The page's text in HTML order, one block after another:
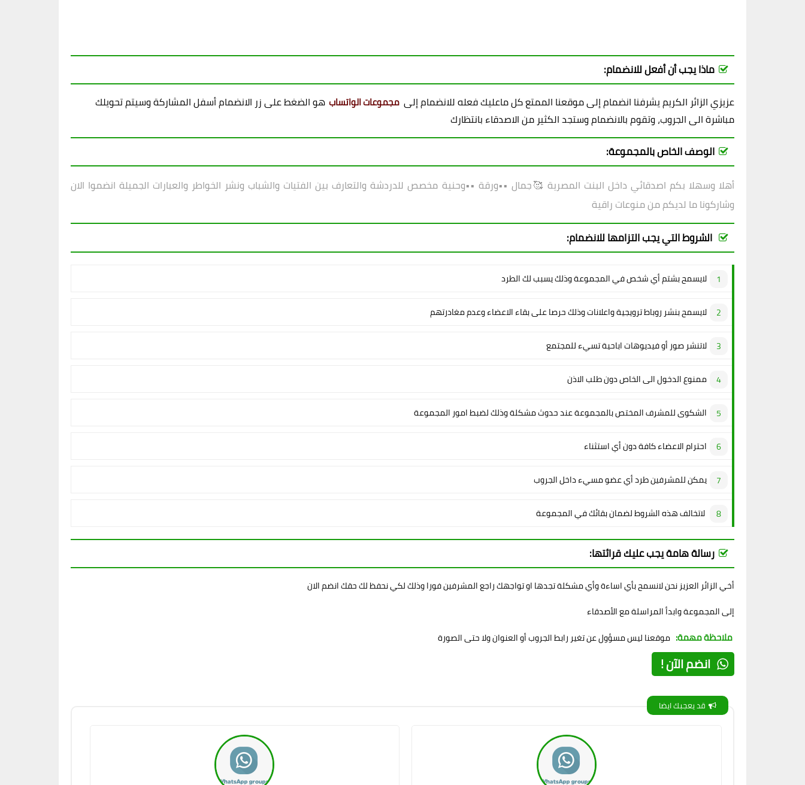
ماذا يجب أن أفعل للانضمام:
عزيزي الزائر الكريم يشرفنا انضمام إلى موقعنا الممتع كل ماعليك فعله للانضمام إلى مجموعات الواتساب هو الضغط على زر الانضمام أسفل المشاركة وسيتم تحويلك
مباشرة الى الجروب، وتقوم بالانضمام وستجد الكثير من الاصدقاء بانتظارك
الوصف الخاص بالمجموعة:
أهلا وسهلا بكم اصدقائي داخل البنت المصرية 🥰جمال ••ورقة ••وحنية مخصص للدردشة والتعارف بين الفتيات والشباب ونشر الخواطر والعبارات الجميلة انضموا الان
وشاركونا ما لديكم من منوعات راقية
الشروط التي يجب التزامها للانضمام:
لايسمح بشتم أي شخص في المجموعة وذلك يسبب لك الطرد
لايسمح بنشر روباط ترويجية واعلانات وذلك حرصا على بقاء الاعضاء وعدم مغادرتهم
لاتنشر صور أو فيديوهات اباحية تسيء للمجتمع
ممنوع الدخول الى الخاص دون طلب الاذن
الشكوى للمشرف المختص بالمجموعة عند حدوث مشكلة وذلك لضبط امور المجموعة
احترام الاعضاء كافة دون أي استثناء
يمكن للمشرفين طرد أي عضو مسيء داخل الجروب
لاتخالف هذه الشروط لضمان بقائك في المجموعة
رسالة هامة يجب عليك قرائتها:
أخي الزائر العزيز نحن لانسمح بأي اساءة وأي مشكلة تجدها او تواجهك راجع المشرفين فورا وذلك لكي نحفظ لك حقك انضم الان
إلى المجموعة وابدأ المراسلة مع الأصدقاء
ملاحظة مهمة: موقعنا ليس مسؤول عن تغير رابط الجروب أو العنوان ولا حتى الصورة
انضم الآن !
قد يعجبك ايضا